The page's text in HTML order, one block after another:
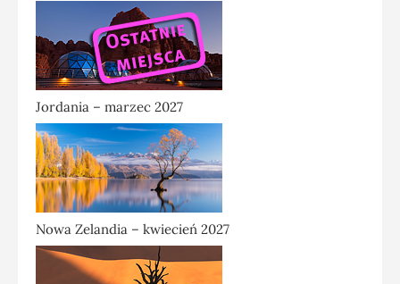
Jordania – marzec 2027
Nowa Zelandia – kwiecień 2027